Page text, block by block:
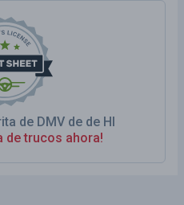
de DMV de de HI
de trucos ahora!